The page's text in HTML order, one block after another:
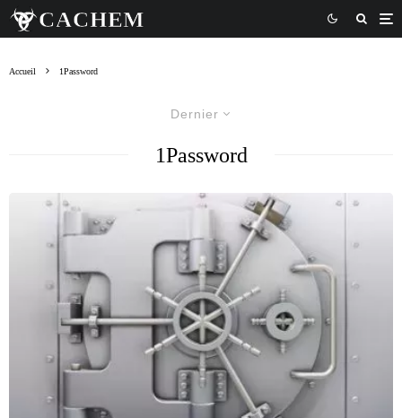
Accueil 1Password
Dernier
1Password